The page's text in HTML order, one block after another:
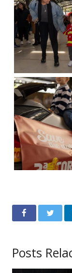
Posts